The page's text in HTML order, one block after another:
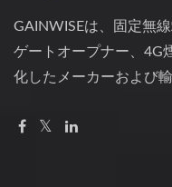
GAINWISEは、固定無
ゲートオープナー、4G
化したメーカーおよび